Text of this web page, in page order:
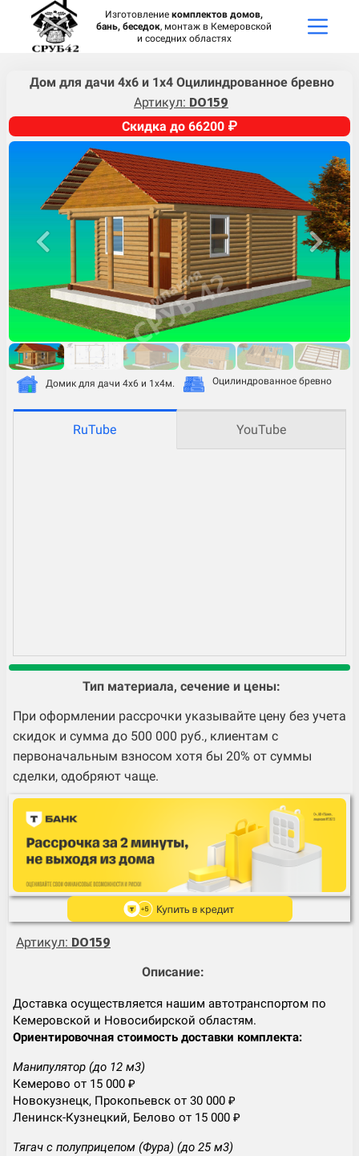
Изготовление комплектов домов,
бань, беседок, монтаж в Кемеровской
и соседних областях
Дом для дачи 4х6 и 1х4 Оцилиндрованное бревно
Артикул: DO159
Скидка до 66200 ₽
Домик для дачи 4х6 и 1х4м. Оцилиндрованное бревно
RuTube YouTube
Тип материала, сечение и цены:
При оформлении рассрочки указывайте цену без учета
скидок и сумма до 500 000 руб., клиентам с
первоначальным взносом хотя бы 20% от суммы
сделки, одобряют чаще.
Артикул: DO159
Описание:
Доставка осуществляется нашим автотранспортом по
Кемеровской и Новосибирской областям.
Ориентировочная стоимость доставки комплекта:
Манипулятор (до 12 м3)
Кемерово от 15 000 ₽
Новокузнецк, Прокопьевск от 30 000 ₽
Ленинск-Кузнецкий, Белово от 15 000 ₽
Тягач с полуприцепом (Фура) (до 25 м3)